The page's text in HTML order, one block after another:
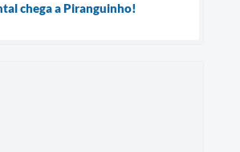
chega a Piranguinho!